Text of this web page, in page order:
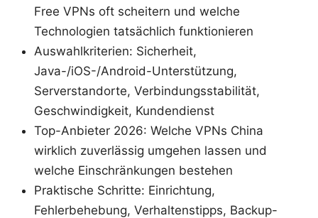
Free VPNs oft scheitern und welche
Technologien tatsächlich funktionieren
Auswahlkriterien: Sicherheit,
Java-/iOS-/Android-Unterstützung,
Serverstandorte, Verbindungsstabilität,
Geschwindigkeit, Kundendienst
Top-Anbieter 2026: Welche VPNs China
wirklich zuverlässig umgehen lassen und
welche Einschränkungen bestehen
Praktische Schritte: Einrichtung,
Fehlerbehebung, Verhaltenstipps, Backup-